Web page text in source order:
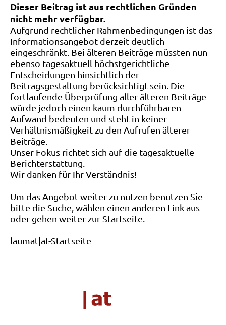
Dieser Beitrag ist aus rechtlichen Gründen
nicht mehr verfügbar.
Aufgrund rechtlicher Rahmenbedingungen ist das
Informationsangebot derzeit deutlich
eingeschränkt. Bei älteren Beiträge müssten nun
ebenso tagesaktuell höchstgerichtliche
Entscheidungen hinsichtlich der
Beitragsgestaltung berücksichtigt sein. Die
fortlaufende Überprüfung aller älteren Beiträge
würde jedoch einen kaum durchführbaren
Aufwand bedeuten und steht in keiner
Verhältnismäßigkeit zu den Aufrufen älterer
Beiträge.
Unser Fokus richtet sich auf die tagesaktuelle
Berichterstattung.
Wir danken für Ihr Verständnis!
Um das Angebot weiter zu nutzen benutzen Sie
bitte die Suche, wählen einen anderen Link aus
oder gehen weiter zur Startseite.
laumat|at-Startseite